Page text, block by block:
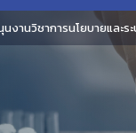
งานวิชาการนโยบายแล